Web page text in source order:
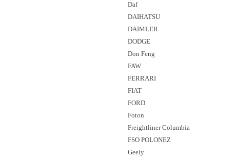
Daf
DAIHATSU
DAIMLER
DODGE
Don Feng
FAW
FERRARI
FIAT
FORD
Foton
Freightliner Columbia
FSO POLONEZ
Geely